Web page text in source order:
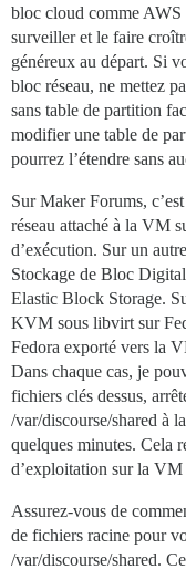
bloc cloud comme AWS
surveiller et le faire
généreux au départ. Si
bloc réseau, ne mettez
sans table de partition
modifier une table de
pourrez l’étendre sans
Sur Maker Forums,
réseau attaché à la VM
d’exécution. Sur un
Stockage de Bloc
Elastic Block Storage.
KVM sous libvirt sur
Fedora exporté vers la
Dans chaque cas, je
fichiers clés dessus,
/var/discourse/shared à
quelques minutes. Cela
d’exploitation sur la
Assurez-vous de
de fichiers racine pour
/var/discourse/shared.